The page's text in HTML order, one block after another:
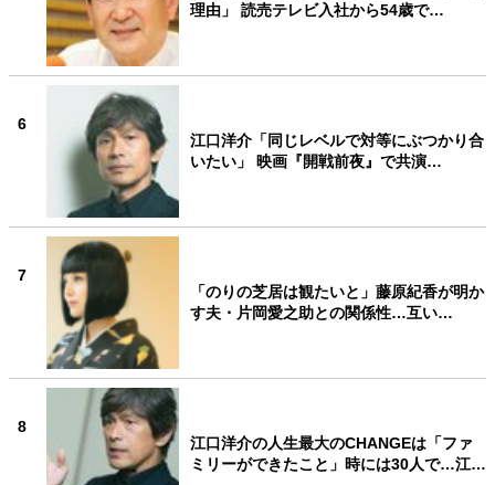
理由」 読売テレビ入社から54歳で…
6
江口洋介「同じレベルで対等にぶつかり合
いたい」 映画『開戦前夜』で共演…
7
「のりの芝居は観たいと」藤原紀香が明か
す夫・片岡愛之助との関係性…互い…
8
江口洋介の人生最大のCHANGEは「ファ
ミリーができたこと」時には30人で…江…